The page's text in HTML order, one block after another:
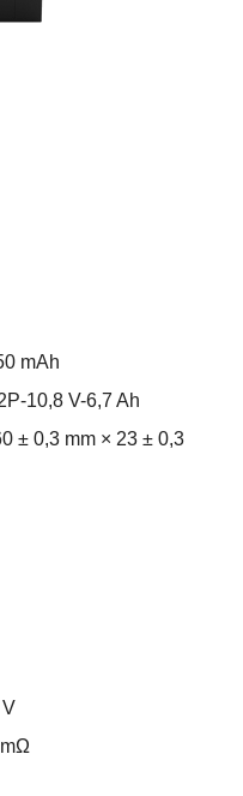
mAh
10,8 V-6,7 Ah
± 0,3 mm × 23 ± 0,3